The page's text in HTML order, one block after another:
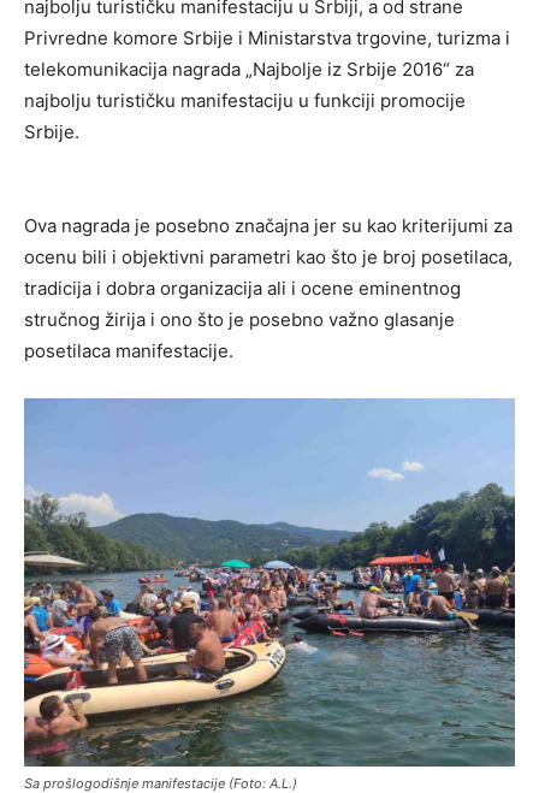
najbolju turističku manifestaciju u Srbiji, a od strane
Privredne komore Srbije i Ministarstva trgovine, turizma i
telekomunikacija nagrada „Najbolje iz Srbije 2016“ za
najbolju turističku manifestaciju u funkciji promocije
Srbije.
Ova nagrada je posebno značajna jer su kao kriterijumi za
ocenu bili i objektivni parametri kao što je broj posetilaca,
tradicija i dobra organizacija ali i ocene eminentnog
stručnog žirija i ono što je posebno važno glasanje
posetilaca manifestacije.
Sa prošlogodišnje manifestacije (Foto: A.L.)